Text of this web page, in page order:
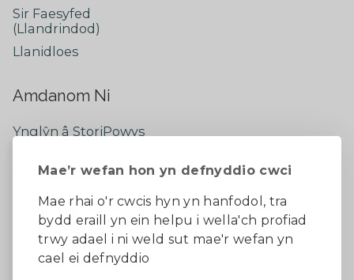
Mae’r wefan hon yn defnyddio cwci
Mae rhai o'r cwcis hyn yn hanfodol, tra
bydd eraill yn ein helpu i wella'ch profiad
trwy adael i ni weld sut mae'r wefan yn
cael ei defnyddio
Sir Faesyfed
(Llandrindod)
Llanidloes
Amdanom Ni
Ynglŷn â StoriPowys
Newyddion Diweddaraf
Dywedwch eich barn
Facebook